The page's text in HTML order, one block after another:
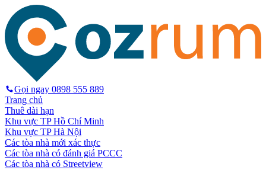
Gọi ngay 0898 555 889
Trang chủ
Thuê dài hạn
Khu vực TP Hồ Chí Minh
Khu vực TP Hà Nội
Các tòa nhà mới xác thực
Các tòa nhà có đánh giá PCCC
Các tòa nhà có Streetview